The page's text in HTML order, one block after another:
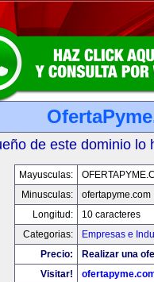
de este dominio lo
Mayusculas:
Minusculas:
ofertapyme.com
Longitud:
10 caracteres
Categorias:
Empresas e
Precio:
Realizar una
Visitar!